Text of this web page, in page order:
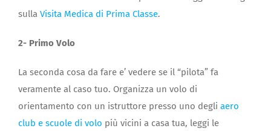
sulla Visita Medica di Prima Classe.
2- Primo Volo
La seconda cosa da fare e’ vedere se il “pilota” fa
veramente al caso tuo. Organizza un volo di
orientamento con un istruttore presso uno degli aero
club e scuole di volo più vicini a casa tua, leggi le